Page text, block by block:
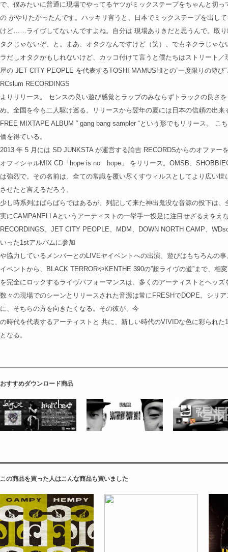
で、僕みたいに普通に現場でやってるヤツがミックステープをちゃんと切
の がやりたかったんです。ハッキリ言うと、日本でミックステープを出
けど……ライヴしてないんですよね。自分は 現場ありきだと思うんで。取
タクじゃないぞ、と。まあ、オタクなんですけど（笑）、でもネクラじゃ
ラだしオタクかもしれないけど、カッコ付けて言うと僕たちはストリート
屋の JET CITY PEOPLE を代表するTOSHI MAMUSHIとの”一度限りの遊
RCslum RECORDINGS
よりリリース。 センスの良い遊び感覚とラップのみならずトラックの良さ
め。全国を今も二人駆け巡る。リリースから翌年の夏には日本の信頼の出
FREE MIXTAPE ALBUM ” gang bang sampler “という形でもリリース。 こ
価を得ている。
2013 年 5 月には SD JUNKSTA が運営する諭吉 RECORDSからのオファー
オフィシャルMIX CD「hope is no hope」 をリリース。OMSB、
は強烈で。その名前は、全ての常識を覆い尽くすウィルスとしてより広い
させたと言えるだろう。
少し時系列はばらばらではあるが、列記して来た神出鬼没な音源の投下は
実にCAMPANELLAというアーティストの一挙手一投足に注目せざるえをえ
RECORDINGS、JET CITY PEOPLE、MDM、DOWN NORTH CAMP、
いった1stアルバムに参加
や協力しているメンバーとのLIVEヤイベントへの出演、遊びはもちろんの
イベントから、BLACK TERRORやKENTHE 390の”超ライヴの道”まで、相
を完全にロックするライヴパフォーマンスは、多くのアーティストとヘッ
数々の現場でのシーンとリリースされた音源は常にFRESHでDOPE。シリ
に、そちらの方を向きたくなる。その彼が、今
の時代を代表するアーティストと 共に、新しい時代のVIVIDな色に彩られ
となる。
おすすめダウンロード商品
この商品を買った人はこんな商品も買いました